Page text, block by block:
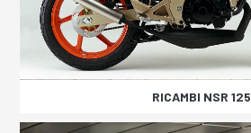
RICAMBI NSR 125